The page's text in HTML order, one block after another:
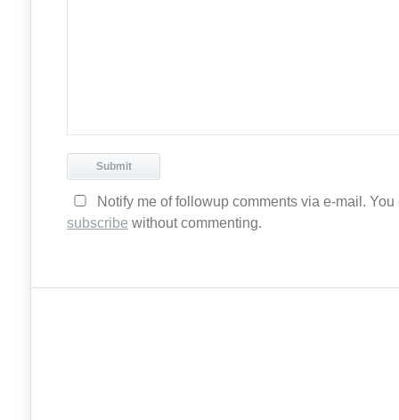
Notify me of followup comments via e-mail. You
subscribe without commenting.